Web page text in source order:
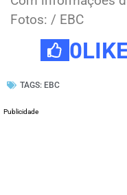
Fotos: / EBC
0
TAGS: EBC
Publicidade